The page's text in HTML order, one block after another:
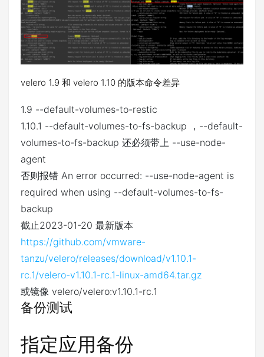
velero 1.9 和 velero 1.10 的版本命令差异
1.9 --default-volumes-to-restic
1.10.1 --default-volumes-to-fs-backup ，--default-
volumes-to-fs-backup 还必须带上 --use-node-
agent
否则报错 An error occurred: --use-node-agent is
required when using --default-volumes-to-fs-
backup
截止2023-01-20 最新版本
https://github.com/vmware-
tanzu/velero/releases/download/v1.10.1-
rc.1/velero-v1.10.1-rc.1-linux-amd64.tar.gz
或镜像 velero/velero:v1.10.1-rc.1
备份测试
指定应用备份